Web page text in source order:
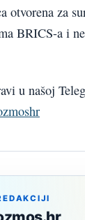
otvorena za
BRICS-a i
u našoj